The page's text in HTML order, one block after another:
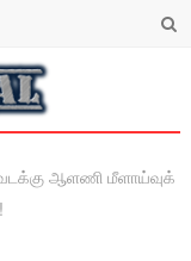
ஆளணி மீளாய்வுக்